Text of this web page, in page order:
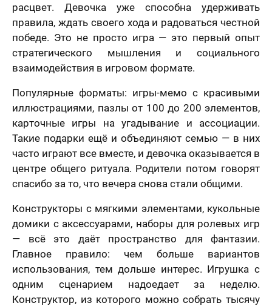
расцвет. Девочка уже способна удерживать
правила, ждать своего хода и радоваться честной
победе. Это не просто игра — это первый опыт
стратегического мышления и социального
взаимодействия в игровом формате.
Популярные форматы: игры-мемо с красивыми
иллюстрациями, пазлы от 100 до 200 элементов,
карточные игры на угадывание и ассоциации.
Такие подарки ещё и объединяют семью — в них
часто играют все вместе, и девочка оказывается в
центре общего ритуала. Родители потом говорят
спасибо за то, что вечера снова стали общими.
Конструкторы с мягкими элементами, кукольные
домики с аксессуарами, наборы для ролевых игр
— всё это даёт пространство для фантазии.
Главное правило: чем больше вариантов
использования, тем дольше интерес. Игрушка с
одним сценарием надоедает за неделю.
Конструктор, из которого можно собрать тысячу